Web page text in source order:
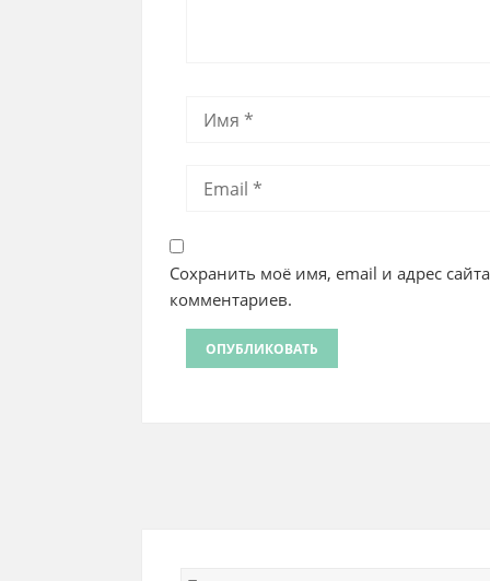
Сохранить моё имя, email и адрес
комментариев.